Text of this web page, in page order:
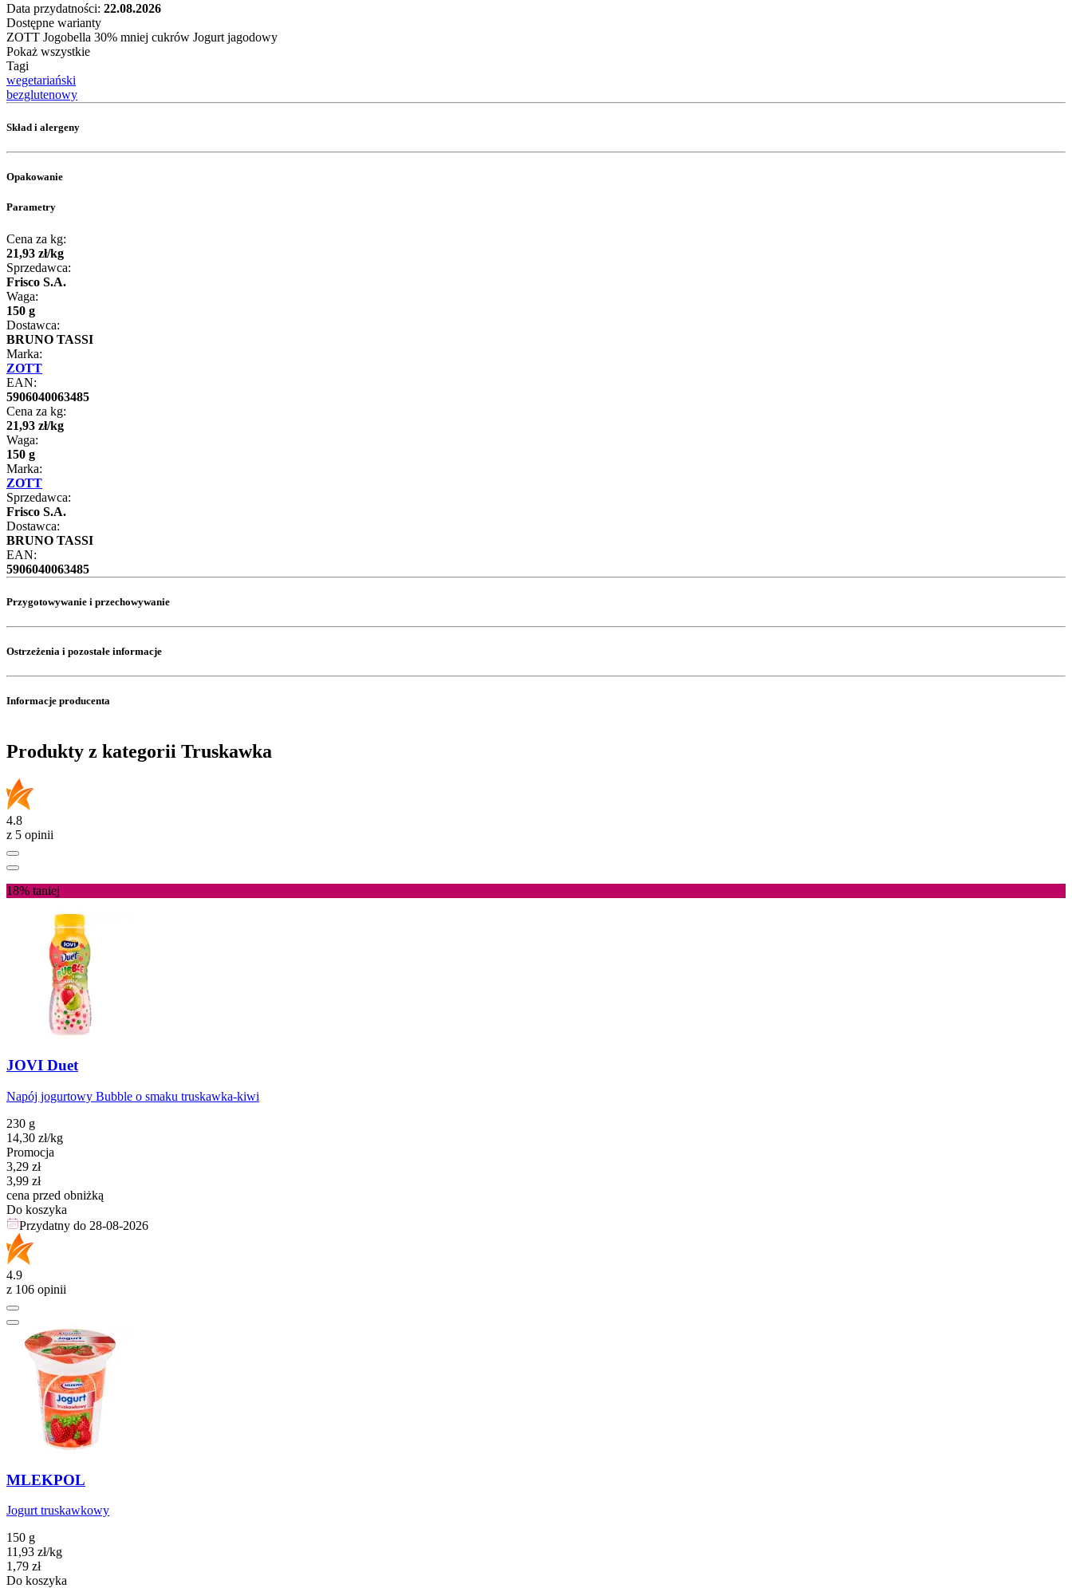
Data przydatności: 22.08.2026
Dostępne warianty
ZOTT Jogobella 30% mniej cukrów Jogurt jagodowy
Pokaż wszystkie
Tagi
wegetariański
bezglutenowy
Skład i alergeny
Opakowanie
Parametry
Cena za kg:
21,93 zł/kg
Sprzedawca:
Frisco S.A.
Waga:
150 g
Dostawca:
BRUNO TASSI
Marka:
ZOTT
EAN:
5906040063485
Cena za kg:
21,93 zł/kg
Waga:
150 g
Marka:
ZOTT
Sprzedawca:
Frisco S.A.
Dostawca:
BRUNO TASSI
EAN:
5906040063485
Przygotowywanie i przechowywanie
Ostrzeżenia i pozostałe informacje
Informacje producenta
Produkty z kategorii Truskawka
4.8
z 5 opinii
18% taniej
JOVI Duet
Napój jogurtowy Bubble o smaku truskawka-kiwi
230 g
14,30 zł/kg
Promocja
Cena promocyjna
3,29 zł
3,99 zł
cena przed obniżką
Do koszyka
Przydatny do 28-08-2026
4.9
z 106 opinii
MLEKPOL
Jogurt truskawkowy
150 g
11,93 zł/kg
Cena
1,79 zł
Do koszyka